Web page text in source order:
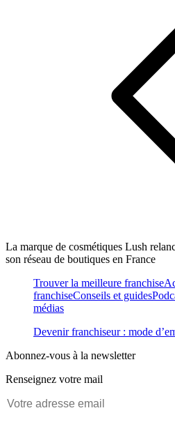
La marque de cosmétiques Lush
son réseau de boutiques en France
Trouver la meilleure franchise
franchiseConseils et guides
médias
Devenir franchiseur : mode
Abonnez-vous à la newsletter
Renseignez votre mail